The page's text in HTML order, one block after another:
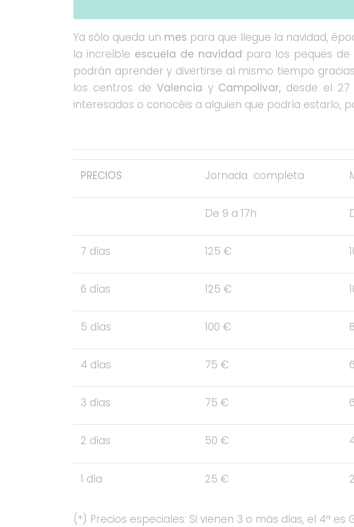
Ya sólo queda un mes para que llegue la navidad,
la increíble escuela de navidad para los peques de
podrán aprender y divertirse al mismo tiempo
los centros de Valencia y Campolivar, desde el
interesados o conocéis a alguien que podría estarlo,
PRECIOS Jornada completa
De 9 a 17h
7 días 125 €
6 días 125 €
5 días 100 €
4 días 75 €
3 días 75 €
2 días 50 €
1 día 25 €
(*) Precios especiales: Si vienen 3 o más días, el 4ª